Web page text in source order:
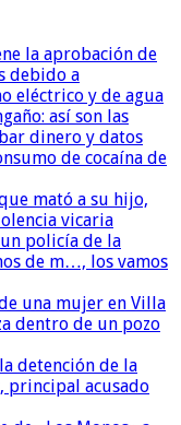
la aprobación de
debido a
eléctrico y de agua
así son las
dinero y datos
de cocaína de
mató a su hijo,
vicaria
policía de la
de m…, los vamos
una mujer en Villa
dentro de un pozo
detención de la
principal acusado